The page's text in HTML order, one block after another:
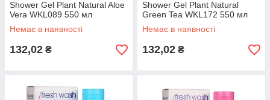
Shower Gel Plant Natural Aloe
Vera WKL089 550 мл
Немає в наявності
132,02 ₴
Shower Gel Plant Natural
Green Tea WKL172 550 мл
Немає в наявності
132,02 ₴